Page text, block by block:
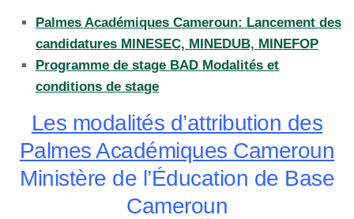
Palmes Académiques Cameroun: Lancement des
candidatures MINESEC, MINEDUB, MINEFOP
Programme de stage BAD Modalités et
conditions de stage
Les modalités d’attribution des
Palmes Académiques Cameroun
Ministère de l’Éducation de Base
Cameroun